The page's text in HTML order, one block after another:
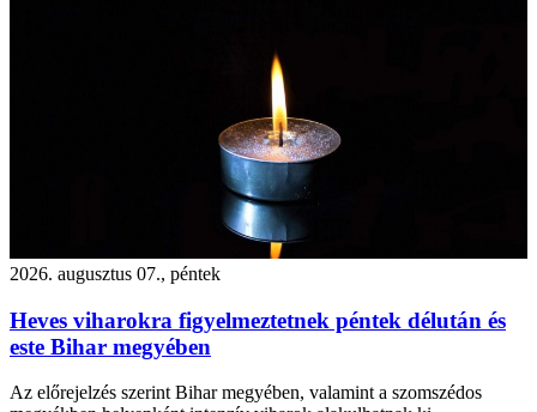
2026. augusztus 07., péntek
Heves viharokra figyelmeztetnek péntek délután és
este Bihar megyében
Az előrejelzés szerint Bihar megyében, valamint a szomszédos